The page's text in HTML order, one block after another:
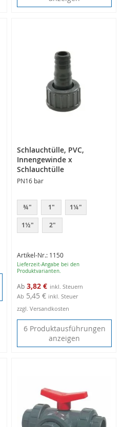
Schlauchtülle, PVC,
Innengewinde x
Schlauchtülle
PN16 bar
Artikel-Nr.: 1150
Lieferzeit-Angabe bei den
Produktvarianten.
Ab 3,82 €
Ab 5,45 € inkl. Steuer
¾" 1" 1¼"
1½" 2"
zzgl. Versandkosten
6 Produktausführungen
anzeigen